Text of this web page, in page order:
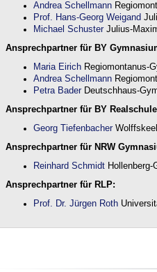
Andrea Schellmann
Prof. Hans-Georg Weigand
Michael Schuster Julius-
Ansprechpartner für BY
Maria Eirich Regiomontanus-
Andrea Schellmann
Petra Bader Deutschhaus-
Ansprechpartner für BY
Georg Tiefenbacher
Ansprechpartner für NRW
Reinhard Schmidt Hollenberg-
Ansprechpartner für RLP:
Prof. Dr. Jürgen Roth